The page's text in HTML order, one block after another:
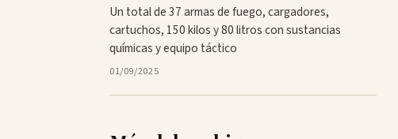
Un total de 37 armas de fuego, cargadores,
cartuchos, 150 kilos y 80 litros con sustancias
químicas y equipo táctico
01/09/2025